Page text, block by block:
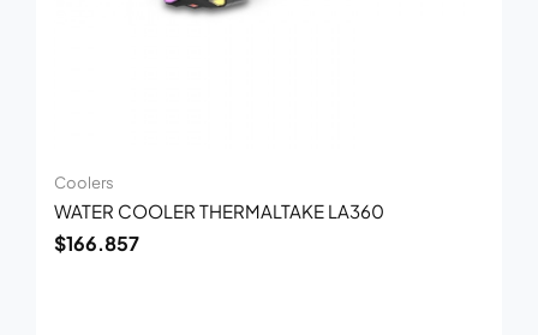
Coolers
WATER COOLER THERMALTAKE LA360
$166.857